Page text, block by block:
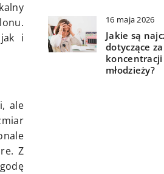
i
ale
Z
16 maja 2026
Jakie są
dotyczące
młodzieży?